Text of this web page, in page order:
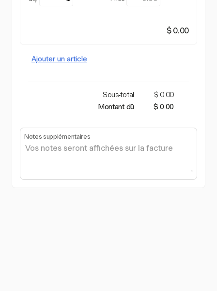
$ 0.00
Ajouter un article
Sous-total
$ 0.00
Montant dû
$ 0.00
Notes supplémentaires